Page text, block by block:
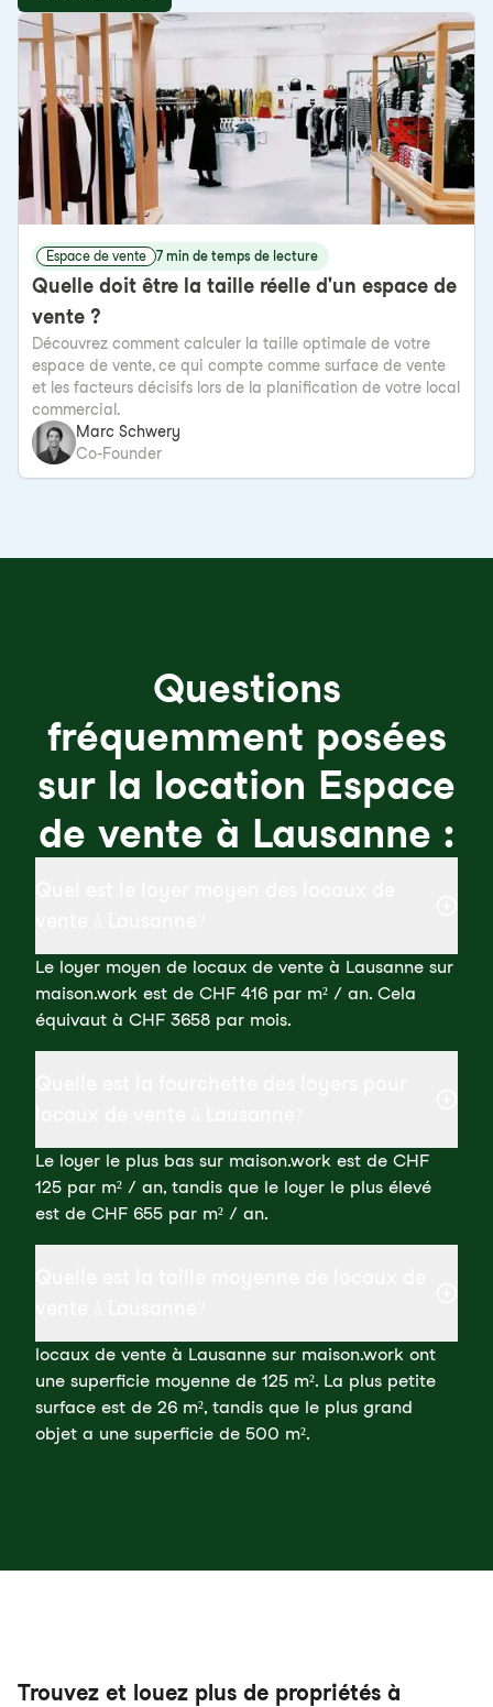
Espace de vente 7 min de temps de lecture
Quelle doit être la taille réelle d'un espace de
vente ?
Découvrez comment calculer la taille optimale de votre
espace de vente, ce qui compte comme surface de vente
et les facteurs décisifs lors de la planification de votre local
commercial.
Marc Schwery
Co-Founder
Questions
fréquemment posées
sur la location Espace
de vente à Lausanne :
Le loyer moyen de locaux de vente à Lausanne sur
maison.work est de CHF 416 par m² / an. Cela
équivaut à CHF 3658 par mois.
Le loyer le plus bas sur maison.work est de CHF
125 par m² / an, tandis que le loyer le plus élevé
est de CHF 655 par m² / an.
locaux de vente à Lausanne sur maison.work ont
une superficie moyenne de 125 m². La plus petite
surface est de 26 m², tandis que le plus grand
objet a une superficie de 500 m².
Trouvez et louez plus de propriétés à